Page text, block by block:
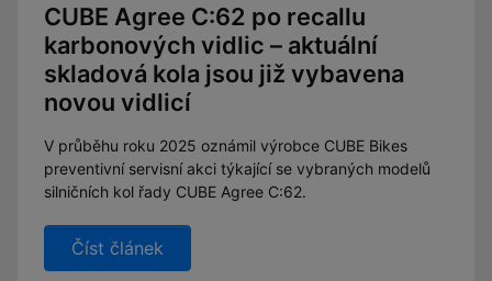
CUBE Agree C:62 po recallu
karbonových vidlic – aktuální
skladová kola jsou již vybavena
novou vidlicí
V průběhu roku 2025 oznámil výrobce CUBE Bikes
preventivní servisní akci týkající se vybraných modelů
silničních kol řady CUBE Agree C:62.
Číst článek